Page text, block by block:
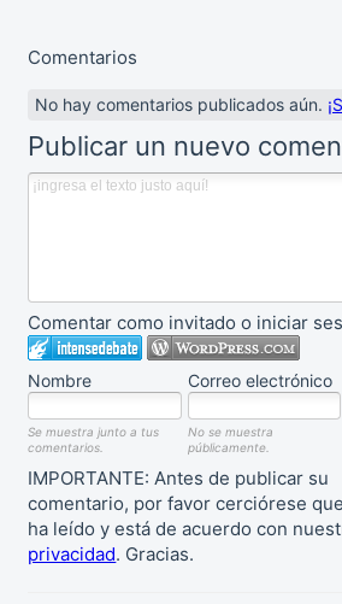
Comentarios
No hay comentarios publicados aún.
Publicar un nuevo
Comentar como invitado o iniciar
Nombre Correo electrónico
Se muestra junto a tus
comentarios.
No se muestra
públicamente.
IMPORTANTE: Antes de publicar su
comentario, por favor cerciórese que
ha leído y está de acuerdo con
privacidad. Gracias.